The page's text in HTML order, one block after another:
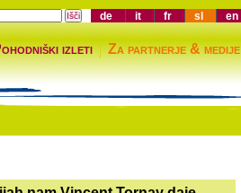
de it fr sl en
izleti Za partnerje & medije